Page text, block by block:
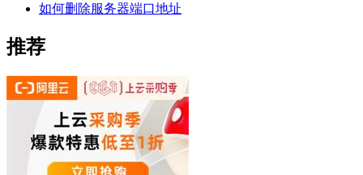
如何删除服务器端口地址
推荐